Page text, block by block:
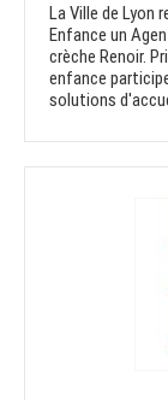
La Ville de Lyon
Enfance un
crèche Renoir.
enfance
solutions